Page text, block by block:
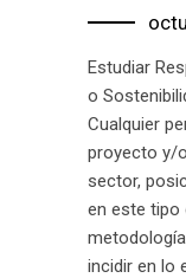
Estudiar
o
Cualquier
proyecto y/
sector,
en este tipo
incidir en lo